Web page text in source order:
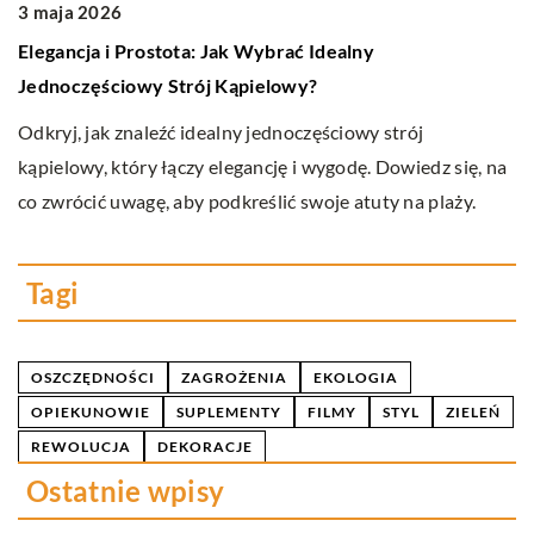
3 maja 2026
Elegancja i Prostota: Jak Wybrać Idealny
Jednoczęściowy Strój Kąpielowy?
Odkryj, jak znaleźć idealny jednoczęściowy strój
kąpielowy, który łączy elegancję i wygodę. Dowiedz się, na
co zwrócić uwagę, aby podkreślić swoje atuty na plaży.
Tagi
OSZCZĘDNOŚCI ZAGROŻENIA
EKOLOGIA
OPIEKUNOWIE
SUPLEMENTY FILMY STYL
ZIELEŃ
REWOLUCJA
DEKORACJE
Ostatnie wpisy